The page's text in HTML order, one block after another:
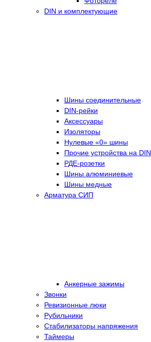
DIN и комплектующие
Шины соединительные
DIN-рейки
Аксессуары
Изоляторы
Нулевые «0» шины
Прочие устройства на DIN
РДЕ-розетки
Шины алюминиевые
Шины медные
Арматура СИП
Анкерные зажимы
Звонки
Ревизионные люки
Рубильники
Стабилизаторы напряжения
Таймеры